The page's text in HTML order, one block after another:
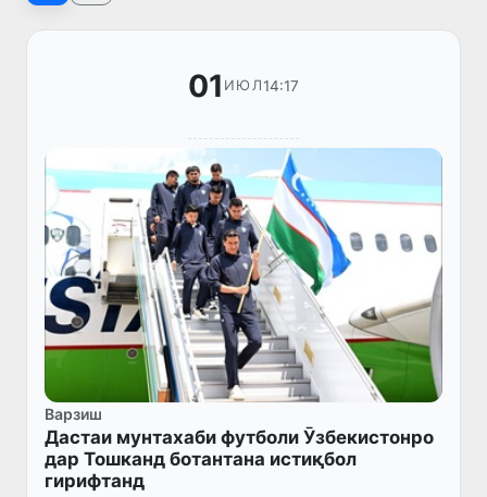
01 ИЮЛ14:17
Варзиш
Дастаи мунтахаби футболи Ӯзбекистонро
дар Тошканд ботантана истиқбол
гирифтанд